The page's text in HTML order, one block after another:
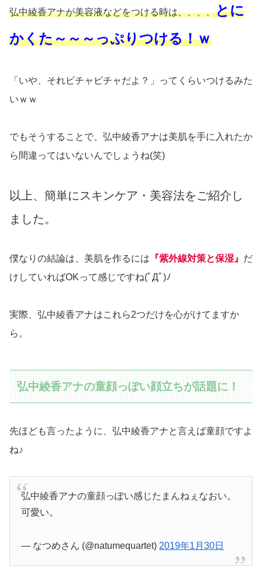
弘中綾香アナが美容液などをつける時は、、、、とに
かくた～～～っぷりつける！ｗ
「いや、それビチャビチャだよ？」ってくらいつけるみた
いｗｗ
でもそうすることで、弘中綾香アナは美肌を手に入れたか
ら間違ってはいないんでしょうね(笑)
以上、簡単にスキンケア・美容法をご紹介し
ました。
僕なりの結論は、美肌を作るには 『紫外線対策と保湿』 だ
けしていればOKって感じですね(ﾟДﾟ)ﾉ
実際、弘中綾香アナはこれら2つだけを心がけてますか
ら。
弘中綾香アナの童顔っぽい顔立ちが話題に！
先ほども言ったように、弘中綾香アナと言えば童顔ですよ
ね♪
弘中綾香アナの童顔っぽい感じたまんねぇなおい。
可愛い。
— なつめさん (@natumequartet) 2019年1月30日